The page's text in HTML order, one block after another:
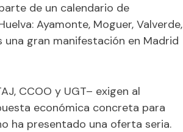
de un calendario de
Ayamonte, Moguer, Valverde,
gran manifestación en Madrid
CCOO y UGT– exigen al
económica concreta para
ha presentado una oferta seria.